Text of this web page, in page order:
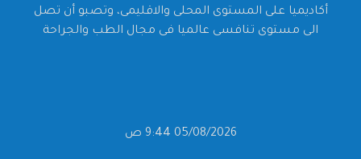
أكاديميا على المستوى المحلى والاقليمى، وتصبو أن تصل
الى مستوى تنافسى عالميا فى مجال الطب والجراحة
05/08/2026 9:44 ص